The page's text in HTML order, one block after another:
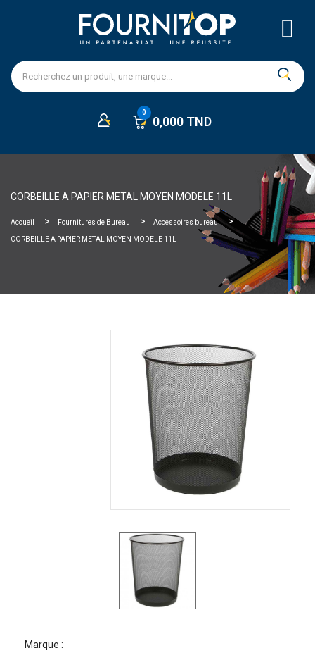
0,000 TND
CORBEILLE A PAPIER METAL MOYEN MODELE 11L
Accueil Fournitures de Bureau Accessoires bureau
CORBEILLE A PAPIER METAL MOYEN MODELE 11L
Marque :